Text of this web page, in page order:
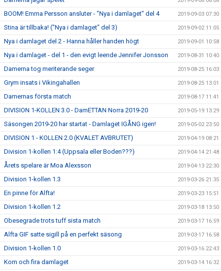
BOOM! Emma Persson ansluter - "Nya i damlaget" del 4 2019-09-03 07:30
Stina är tillbaka! ("Nya i damlaget" del 3) 2019-09-02 11:05
Nya i damlaget del 2 - Hanna håller handen högt 2019-09-01 10:58
Nya i damlaget - del 1 - den evigt leende Jennifer Jonsson 2019-08-31 10:40
Damerna tog meriterande seger 2019-08-25 16:03
Grym insats i Vikingahallen 2019-08-25 13:01
Damernas första match 2019-08-17 11:41
DIVISION 1-KOLLEN 3.0 - DamETTAN Norra 2019-20 2019-05-19 13:29
Säsongen 2019-20 har startat - Damlaget IGÅNG igen! 2019-05-02 23:50
DIVISION 1 - KOLLEN 2.0 (KVALET AVBRUTET) 2019-04-19 08:21
Division 1-kollen 1:4 (Uppsala eller Boden???) 2019-04-14 21:48
Årets spelare är Moa Alexsson 2019-04-13 22:30
Division 1-kollen 1.3 2019-03-26 21:35
En pinne för Alfta! 2019-03-23 15:51
Division 1-kollen 1.2 2019-03-18 13:50
Obesegrade trots tuff sista match 2019-03-17 16:59
Alfta GIF satte sigill på en perfekt säsong 2019-03-17 16:58
Division 1-kollen 1.0 2019-03-16 22:43
Kom och fira damlaget 2019-03-14 16:32